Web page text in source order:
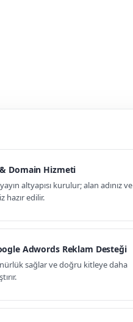
Domain Hizmeti
altyapısı kurulur; alan adınız ve
hazır edilir.
Adwords Reklam Desteği
sağlar ve doğru kitleye daha